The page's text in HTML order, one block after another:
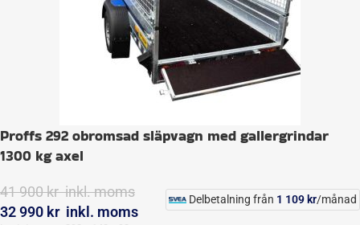
Proffs 292 obromsad släpvagn med gallergrindar
1300 kg axel
41 900kr inkl. moms
32 990 kr inkl. moms
Delbetalning från 1 109 kr/månad